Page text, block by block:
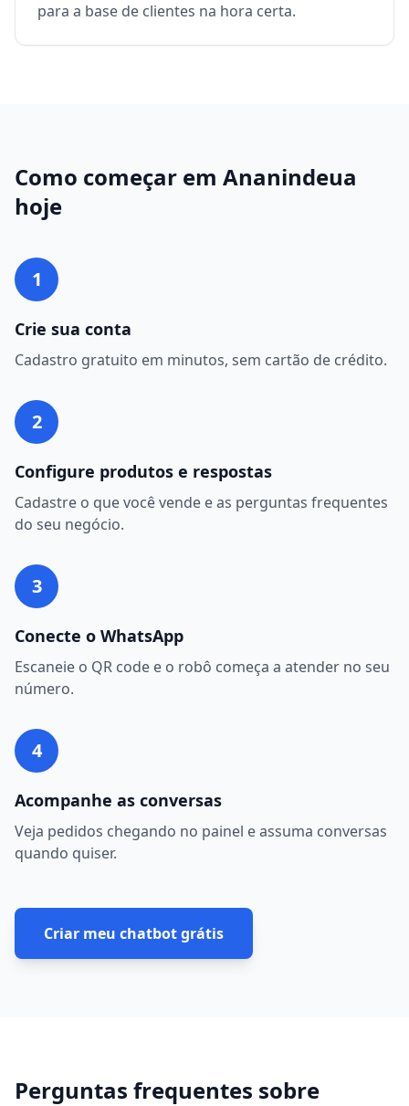
para a base de clientes na hora certa.
Como começar em Ananindeua
hoje
1
Crie sua conta
Cadastro gratuito em minutos, sem cartão de crédito.
2
Configure produtos e respostas
Cadastre o que você vende e as perguntas frequentes
do seu negócio.
3
Conecte o WhatsApp
Escaneie o QR code e o robô começa a atender no seu
número.
4
Acompanhe as conversas
Veja pedidos chegando no painel e assuma conversas
quando quiser.
Criar meu chatbot grátis
Perguntas frequentes sobre